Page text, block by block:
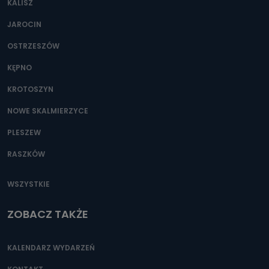
Można to zrobić pod numerem telefonu 62 735-51-05 lub
KALISZ
JAROCIN
OSTRZESZÓW
KĘPNO
KROTOSZYN
NOWE SKALMIERZYCE
PLESZEW
RASZKÓW
WSZYSTKIE
ZOBACZ TAKŻE
KALENDARZ WYDARZEŃ